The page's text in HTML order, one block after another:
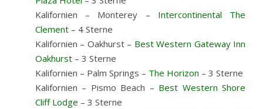
Kalifornien – Monterey – Intercontinental The
Clement – 4 Sterne
Kalifornien – Oakhurst – Best Western Gateway Inn
Oakhurst – 3 Sterne
Kalifornien – Palm Springs – The Horizon – 3 Sterne
Kalifornien – Pismo Beach – Best Western Shore
Cliff Lodge – 3 Sterne